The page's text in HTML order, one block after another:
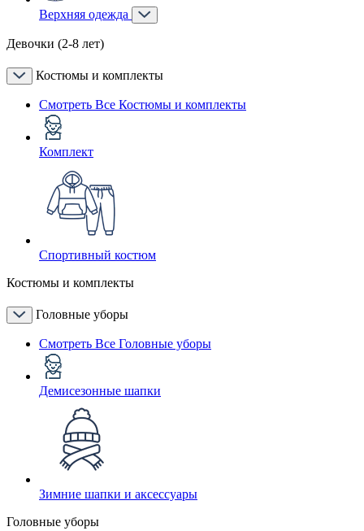
Верхняя одежда
Девочки (2-8 лет)
Костюмы и комплекты
Смотреть Все Костюмы и комплекты
Комплект
Спортивный костюм
Костюмы и комплекты
Головные уборы
Смотреть Все Головные уборы
Демисезонные шапки
Зимние шапки и аксессуары
Головные уборы